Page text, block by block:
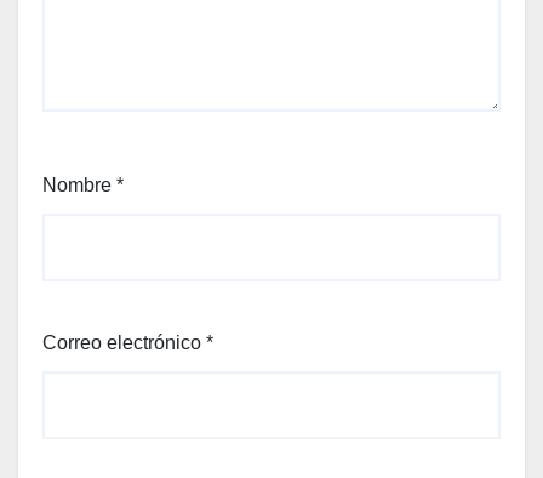
Nombre *
Correo electrónico *